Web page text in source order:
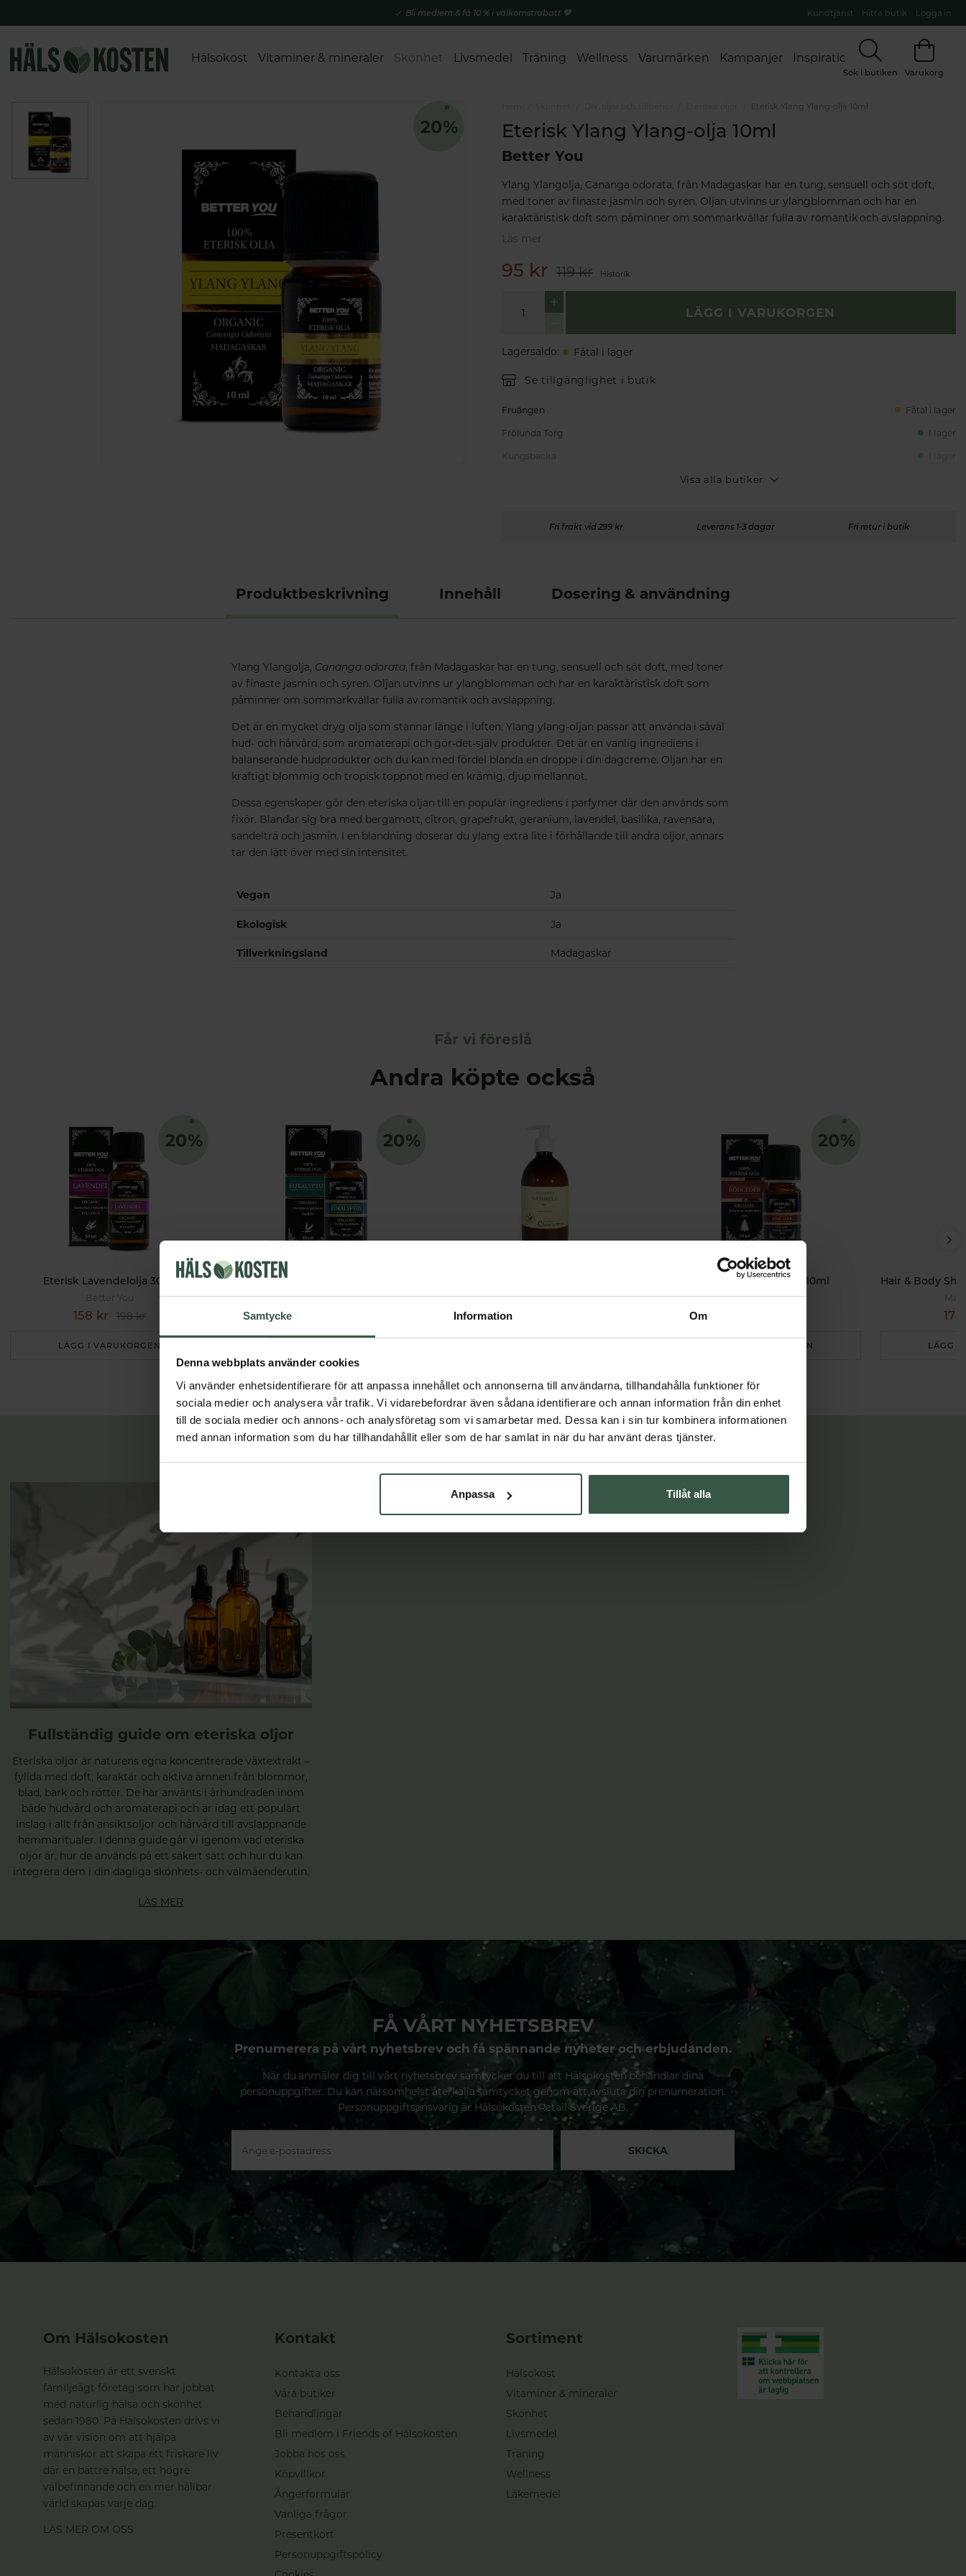
Samtycke Information Om
Denna webbplats använder cookies
Vi använder enhetsidentifierare för att anpassa innehållet och annonserna till användarna, tillhandahålla funktioner för
sociala medier och analysera vår trafik. Vi vidarebefordrar även sådana identifierare och annan information från din enhet
till de sociala medier och annons- och analysföretag som vi samarbetar med. Dessa kan i sin tur kombinera informationen
med annan information som du har tillhandahållit eller som de har samlat in när du har använt deras tjänster.
Anpassa Tillåt alla
Bli medlem & få 10 % i välkomstrabatt 💚 Kundtjänst Hitta butik Logga in
Hälsokost Vitaminer & mineraler Skönhet Livsmedel Träning Wellness Varumärken Kampanjer Inspiration
Sök i butiken Varukorg
Eterisk Ylang Ylang-olja 10ml
Eterisk Ylang Ylang-olja 10ml
Better You
Ylang Ylangolja, Cananga odorata, från Madagaskar har en tung, sensuell och söt doft,
med toner av finaste jasmin och syren. Oljan utvinns ur ylangblomman och har en
karaktäristisk doft som påminner om sommarkvällar fulla av romantik och avslappning.
Läs mer
95 kr 119 kr Historik
LÄGG I VARUKORGEN
Lagersaldo: Fåtal i lager
Se tillgänglighet i butik
Fruängen Fåtal i lager
Frölunda Torg I lager
Visa alla butiker
Fri frakt vid 299 kr Leverans 1-3 dagar Fri retur i butik
Produktbeskrivning Innehåll Dosering & användning
Ylang Ylangolja, Cananga odorata, från Madagaskar har en tung, sensuell och söt doft, med toner
av finaste jasmin och syren. Oljan utvinns ur ylangblomman och har en karaktäristisk doft som
påminner om sommarkvällar fulla av romantik och avslappning.
Det är en mycket dryg olja som stannar länge i luften. Ylang ylang-oljan passar att använda i såväl
hud- och hårvård, som aromaterapi och gör-det-själv produkter. Det är en vanlig ingrediens i
balanserande hudprodukter och du kan med fördel blanda en droppe i din dagcreme. Oljan har en
kraftigt blommig och tropisk toppnot med en krämig, djup mellannot.
Dessa egenskaper gör den eteriska oljan till en populär ingrediens i parfymer där den används som
fixör. Blandar sig bra med bergamott, citron, grapefrukt, geranium, lavendel, basilika, ravensara,
sandelträ och jasmin. I en blandning doserar du ylang extra lite i förhållande till andra oljor, annars
tar den lätt över med sin intensitet.
Vegan Ja
Ekologisk Ja
Tillverkningsland Madagaskar
Får vi föreslå
Andra köpte också
Eterisk Lavendelolja 30ml
Better You
158 kr 198 kr
LÄGG I VARUKORGEN
Eterisk Eukalyptusolja 30ml
Better You
135 kr
Crearome
Eterisk Rödcederolja 10ml
Better You
LÄGG I VARUKORGEN LÄGG I
Fullständig guide om eteriska oljor
Eteriska oljor är naturens egna koncentrerade växtextrakt –
fyllda med doft, karaktär och aktiva ämnen från blommor,
blad, bark och rötter. De har använts i århundraden inom
både hudvård och aromaterapi och är idag ett populärt
inslag i allt från ansiktsoljor och hårvård till avslappnande
hemmaritualer. I denna guide går vi igenom vad eteriska
oljor är, hur de används på ett säkert sätt och hur du kan
integrera dem i din dagliga skönhets- och välmåenderutin.
LÄS MER
FÅ VÅRT NYHETSBREV
Prenumerera på vårt nyhetsbrev och få spännande nyheter och erbjudanden.
När du anmäler dig till vårt nyhetsbrev samtycker du till att Hälsokosten behandlar dina
personuppgifter. Du kan närsomhelst återkalla samtycket genom att avsluta din prenumeration.
Personuppgiftsansvarig är Hälsokosten Retail Sverige AB.
SKICKA
Om Hälsokosten
Hälsokosten är ett svenskt
familjeägt företag som har jobbat
med naturlig hälsa och skönhet
sedan 1980. På Hälsokosten drivs vi
av vår vision om att hjälpa
människor att skapa ett friskare liv
där en bättre hälsa, ett högre
välbefinnande och en mer hållbar
värld skapas varje dag.
LÄS MER OM OSS
Kontakt
Kontakta oss
Våra butiker
Behandlingar
Bli medlem i Friends of Hälsokosten
Jobba hos oss
Köpvillkor
Ångerformulär
Vanliga frågor
Presentkort
Personuppgiftspolicy
Sortiment
Hälsokost
Vitaminer & mineraler
Skönhet
Livsmedel
Träning
Wellness
Läkemedel